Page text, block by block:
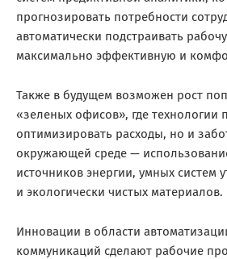
прогнозировать потребности
автоматически подстраивать
максимально эффективную и
Также в будущем возможен рост
«зеленых офисов», где технологии
оптимизировать расходы, но и
окружающей среде —
источников энергии, умных систем
и экологически чистых материалов.
Инновации в области
коммуникаций сделают рабочие